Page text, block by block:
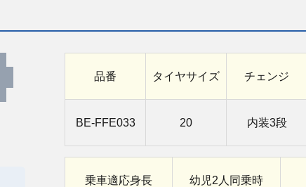
品番 タイヤサイズ チェンジ
BE-FFE033 20 内装3段
乗車適応身長
幼児2人同乗時